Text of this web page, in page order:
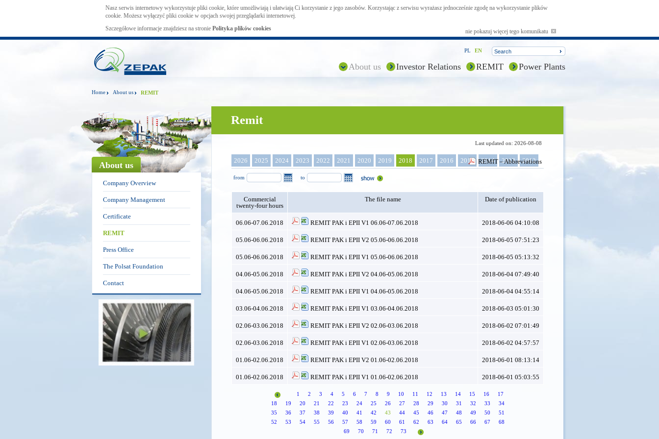
Nasz serwis internetowy wykorzystuje pliki cookie, które umożliwiają i ułatwiają Ci korzystanie z jego zasobów. Korzystając z serwisu wyrażasz jednocześnie zgodę na wykorzystanie plików
cookie. Możesz wyłączyć pliki cookie w opcjach swojej przeglądarki internetowej.
Szczegółowe informacje znajdziesz na stronie Polityka plików cookies nie pokazuj więcej tego komunikatu
PL EN
About us Investor Relations REMIT Power Plants
Home About us REMIT
About us
Company Overview
Company Management
Certificate
REMIT
Press Office
The Polsat Foundation
Contact
Last updated on: 2026-08-08
Remit
2026 2025 2024 2023 2022 2021 2020 2019 2018 2017 2016 2015 2014 2013 2012
from to
REMIT – Abbreviations
Commercial
twenty-four hours
The file name Date of publication
06.06-07.06.2018 REMIT PAK i EPII V1 06.06-07.06.2018 2018-06-06 04:10:08
05.06-06.06.2018 REMIT PAK i EPII V2 05.06-06.06.2018 2018-06-05 07:51:23
05.06-06.06.2018 REMIT PAK i EPII V1 05.06-06.06.2018 2018-06-05 05:13:32
04.06-05.06.2018 REMIT PAK i EPII V2 04.06-05.06.2018 2018-06-04 07:49:40
04.06-05.06.2018 REMIT PAK i EPII V1 04.06-05.06.2018 2018-06-04 04:55:14
03.06-04.06.2018 REMIT PAK i EPII V1 03.06-04.06.2018 2018-06-03 05:01:30
02.06-03.06.2018 REMIT PAK i EPII V2 02.06-03.06.2018 2018-06-02 07:01:49
02.06-03.06.2018 REMIT PAK i EPII V1 02.06-03.06.2018 2018-06-02 04:57:57
01.06-02.06.2018 REMIT PAK i EPII V2 01.06-02.06.2018 2018-06-01 08:13:14
01.06-02.06.2018 REMIT PAK i EPII V1 01.06-02.06.2018 2018-06-01 05:03:55
1 2 3 4 5 6 7 8 9 10 11 12 13 14 15 16
17
18
19 20 21 22 23 24 25 26 27 28 29 30 31 32 33
34
35
36 37 38 39 40 41 42 43 44 45 46 47 48 49 50
51
52
53 54 55 56 57 58 59 60 61 62 63 64 65 66 67
68
69
70 71 72 73